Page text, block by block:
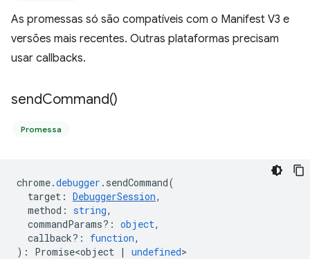
As promessas só são compatíveis com o Manifest V3 e
versões mais recentes. Outras plataformas precisam
usar callbacks.
sendCommand()
Promessa
chrome.debugger . sendCommand(
target : DebuggerSession,
method : string,
commandParams? : object,
callback? : function,
) : Promise<object | undefined>